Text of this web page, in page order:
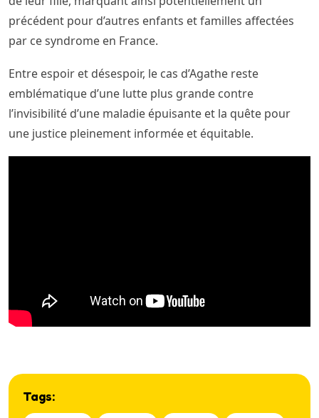
précédent pour d’autres enfants et familles affectées
par ce syndrome en France.
Entre espoir et désespoir, le cas d’Agathe reste
emblématique d’une lutte plus grande contre
l’invisibilité d’une maladie épuisante et la quête pour
une justice pleinement informée et équitable.
Tags: